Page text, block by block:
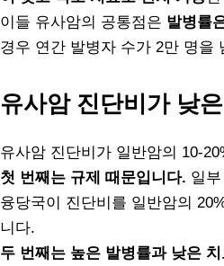
이들 유사암의 공통점은 발병률
경우 연간 발병자 수가 2만 명을
유사암 진단비가 낮
유사암 진단비가 일반암의 10-
첫 번째는 규제 때문입니다. 일
융당국이 진단비를 일반암의
니다.
두 번째는 높은 발병률과 낮은